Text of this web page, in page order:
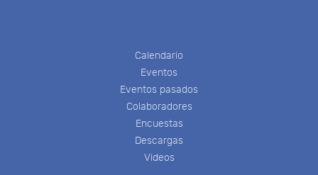
Calendario
Eventos
Eventos pasados
Colaboradores
Encuestas
Descargas
Videos